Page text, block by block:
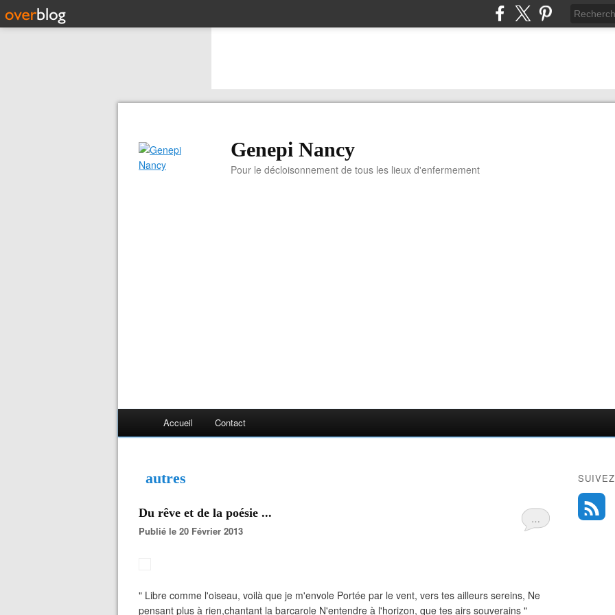
Genepi Nancy
Pour le décloisonnement de tous les lieux d'enfermement
Accueil Contact
autres
…
Du rêve et de la poésie ...
Publié le 20 Février 2013
" Libre comme l'oiseau, voilà que je m'envole Portée par le vent, vers tes ailleurs sereins, Ne
pensant plus à rien,chantant la barcarole N'entendre à l'horizon, que tes airs souverains "